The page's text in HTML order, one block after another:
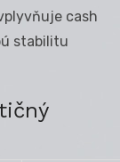
cash
stabilitu